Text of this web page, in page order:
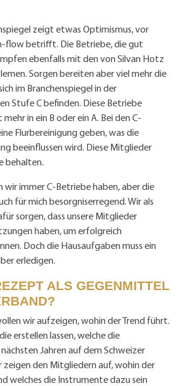
zeigt etwas Optimismus, vor
flow betrifft. Die Betriebe, die gut
ebenfalls mit den von Silvan Hotz
Sorgen bereiten aber viel mehr die
im Branchenspiegel in der
Stufe C befinden. Diese Betriebe
in ein B oder ein A. Bei den C-
Flurbereinigung geben, was die
beeinflussen wird. Diese Mitglieder
behalten.
wir immer C-Betriebe haben, aber die
für mich besorgniserregend. Wir als
sorgen, dass unsere Mitglieder
haben, um erfolgreich
Doch die Hausaufgaben muss ein
erledigen.
ALS GEGENMITTEL
wir aufzeigen, wohin der Trend führt.
erstellen lassen, welche die
Jahren auf dem Schweizer
den Mitgliedern auf, wohin der
welches die Instrumente dazu sein